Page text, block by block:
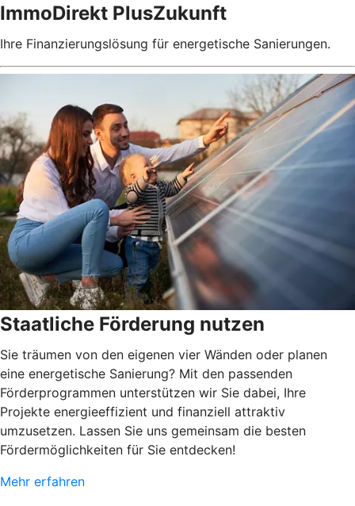
ImmoDirekt PlusZukunft
Ihre Finanzierungslösung für energetische Sanierungen.
Staatliche Förderung nutzen
Sie träumen von den eigenen vier Wänden oder planen
eine energetische Sanierung? Mit den passenden
Förderprogrammen unterstützen wir Sie dabei, Ihre
Projekte energieeffizient und finanziell attraktiv
umzusetzen. Lassen Sie uns gemeinsam die besten
Fördermöglichkeiten für Sie entdecken!
Mehr erfahren